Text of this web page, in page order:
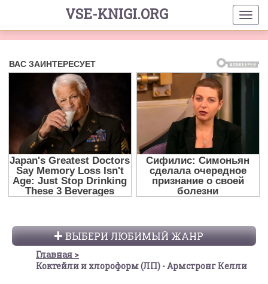
VSE-KNIGI.ORG
ВЫБЕРИ ЛЮБИМЫЙ ЖАНР
Главная
Коктейли и хлороформ (ЛП) - Армстронг Келли